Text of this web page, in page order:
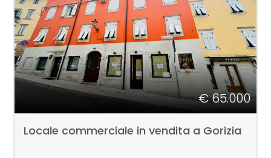
€ 65.000
Locale commerciale in vendita a Gorizia
5+
Camere
minime